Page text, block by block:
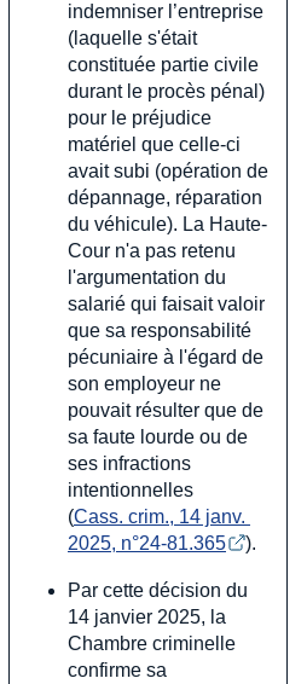
indemniser l’entreprise
(laquelle s'était
constituée partie civile
durant le procès pénal)
pour le préjudice
matériel que celle-ci
avait subi (opération de
dépannage, réparation
du véhicule). La Haute-
Cour n'a pas retenu
l'argumentation du
salarié qui faisait valoir
que sa responsabilité
pécuniaire à l'égard de
son employeur ne
pouvait résulter que de
sa faute lourde ou de
ses infractions
intentionnelles
(Cass. crim., 14 janv.
2025, n°24-81.365
).
Par cette décision du
14 janvier 2025, la
Chambre criminelle
confirme sa